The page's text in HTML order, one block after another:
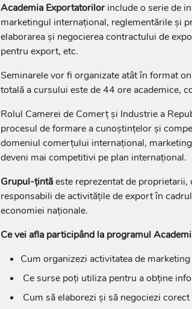
Academia Exportatorilorinclude o serie de
marketingul internațional, reglementările și
elaborarea și negocierea contractului de
pentru export, etc.
Seminarele vor fi organizate atât în format
totală a cursului este de 44 ore academice,
Rolul Camerei de Comerț și Industrie a
procesul de formare a cunoștințelor și
domeniul comerțului internațional,
deveni mai competitivi pe plan internațional.
Grupul-țintăeste reprezentat de
responsabili de activitățile de export în
economiei naționale.
Ce vei afla participând la programul
Cum organizezi activitatea de
Ce surse poți utiliza pentru a obține
Cum să elaborezi și să negociezi